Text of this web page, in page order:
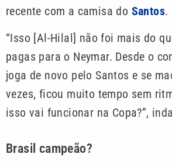
recente com a camisa do Santos.
“Isso [Al-Hilal] não foi mais do
pagas para o Neymar. Desde o
joga de novo pelo Santos e se
vezes, ficou muito tempo sem
isso vai funcionar na Copa?”,
Brasil campeão?